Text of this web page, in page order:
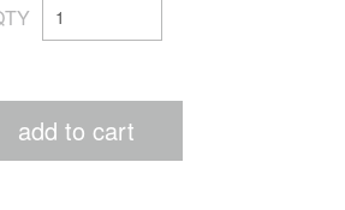
add to cart